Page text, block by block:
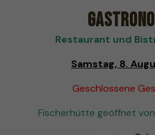
Restaurant und
Samstag, 8.
Geschlossene
Fischerhütte geöffnet